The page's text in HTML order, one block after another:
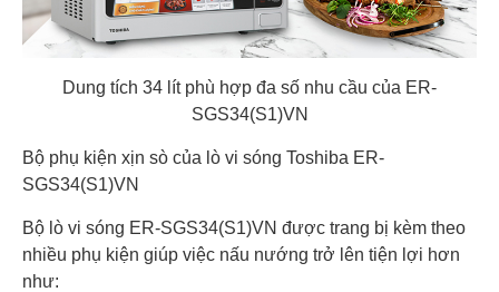
Dung tích 34 lít phù hợp đa số nhu cầu của ER-
SGS34(S1)VN
Bộ phụ kiện xịn sò của lò vi sóng Toshiba ER-
SGS34(S1)VN
Bộ lò vi sóng ER-SGS34(S1)VN được trang bị kèm theo
nhiều phụ kiện giúp việc nấu nướng trở lên tiện lợi hơn
như: